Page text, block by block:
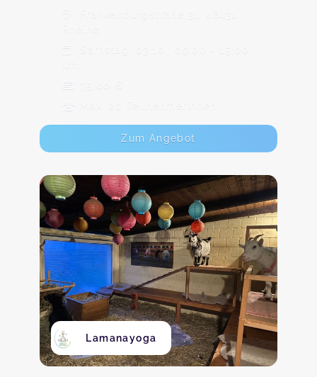
Frankenburgstraße 31, 48431
Rheine
Samstag, 03.10., 09:00 - 15:00
75,00 €
Max. 20 TeilnehmerInnen
Zum Angebot
Lamanayoga